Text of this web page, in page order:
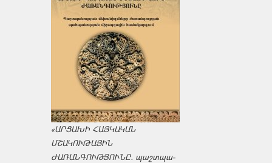
«ԱՐՑԱԽԻ ՀԱՅԿԱԿԱՆ
ՄՇԱԿՈՒԹԱՅԻՆ
ԺԱՌԱՆԳՈՒԹՅՈՒՆԸ․ պաշտպա­